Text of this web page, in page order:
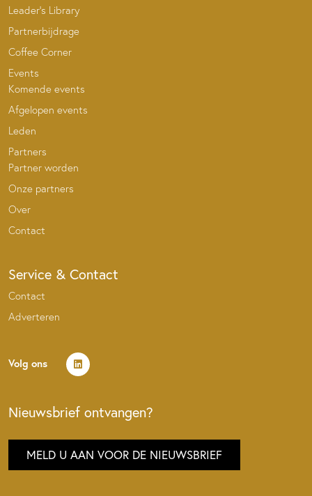
Leader’s Library
Partnerbijdrage
Coffee Corner
Events
Komende events
Afgelopen events
Leden
Partners
Partner worden
Onze partners
Over
Contact
Service & Contact
Contact
Adverteren
Volg ons
Nieuwsbrief ontvangen?
MELD U AAN VOOR DE NIEUWSBRIEF